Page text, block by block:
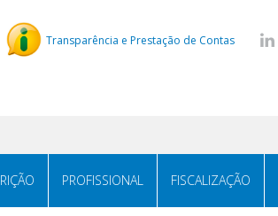
Transparência e Prestação de Contas
PROFISSIONAL FISCALIZAÇÃO